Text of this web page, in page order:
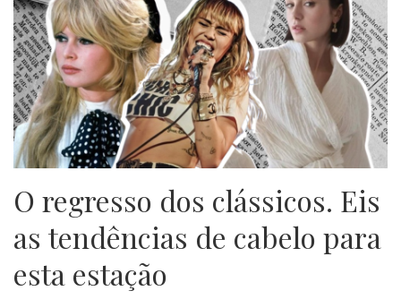
O regresso dos clássicos. Eis
as tendências de cabelo para
esta estação